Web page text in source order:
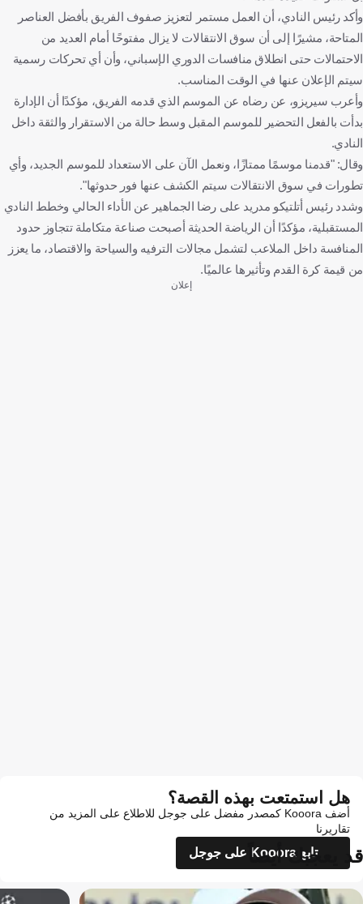
وأكد رئيس النادي، أن العمل مستمر لتعزيز صفوف الفريق بأفضل العناصر
المتاحة، مشيرًا إلى أن سوق الانتقالات لا يزال مفتوحًا أمام العديد من
الاحتمالات حتى انطلاق منافسات الدوري الإسباني، وأن أي تحركات رسمية
سيتم الإعلان عنها في الوقت المناسب.
وأعرب سيريزو، عن رضاه عن الموسم الذي قدمه الفريق، مؤكدًا أن الإدارة
بدأت بالفعل التحضير للموسم المقبل وسط حالة من الاستقرار والثقة داخل
النادي.
وقال: "قدمنا موسمًا ممتازًا، ونعمل الآن على الاستعداد للموسم الجديد، وأي
تطورات في سوق الانتقالات سيتم الكشف عنها فور حدوثها".
وشدد رئيس أتلتيكو مدريد على رضا الجماهير عن الأداء الحالي وخطط النادي
المستقبلية، مؤكدًا أن الرياضة الحديثة أصبحت صناعة متكاملة تتجاوز حدود
المنافسة داخل الملاعب لتشمل مجالات الترفيه والسياحة والاقتصاد، ما يعزز
من قيمة كرة القدم وتأثيرها عالميًا.
إعلان
هل استمتعت بهذه القصة؟
أضف Kooora كمصدر مفضل على جوجل للاطلاع على المزيد من
تقاريرنا
تابع Kooora على جوجل
قد يعجبك أيضاً